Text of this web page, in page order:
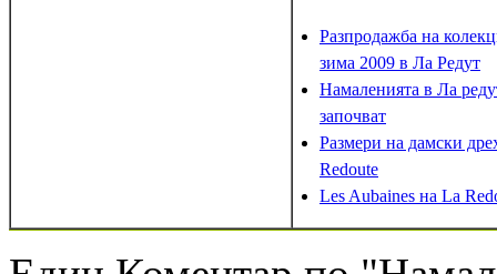
Разпродажба на
зима 2009 в Ла Редут
Намаленията в Ла
започват
Размери на дамски
Redoute
Les Aubaines на La